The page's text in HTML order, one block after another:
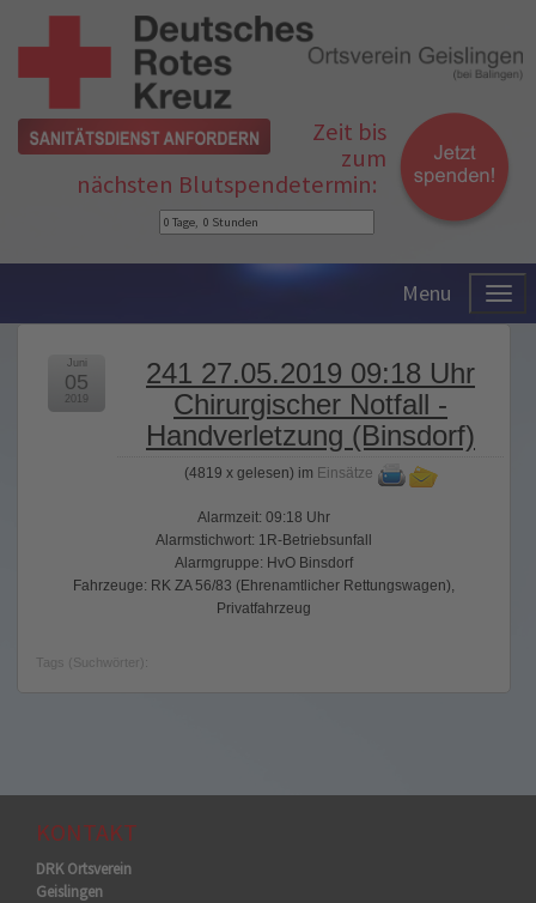
Zeit bis
zum
nächsten Blutspendetermin:
Menu
241 27.05.2019 09:18 Uhr
Chirurgischer Notfall -
Handverletzung (Binsdorf)
(4819 x gelesen) im Einsätze
Juni
05
2019
Alarmzeit: 09:18 Uhr
Alarmstichwort: 1R-Betriebsunfall
Alarmgruppe: HvO Binsdorf
Fahrzeuge: RK ZA 56/83 (Ehrenamtlicher Rettungswagen),
Privatfahrzeug
Tags (Suchwörter):
KONTAKT
DRK Ortsverein
Geislingen